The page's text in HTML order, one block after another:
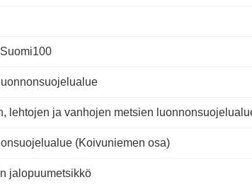
lehtojen ja vanhojen metsien
(Koivuniemen osa)
jalopuumetsikkö